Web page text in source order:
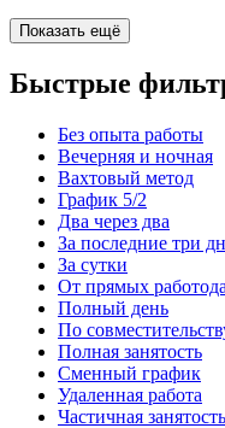
Показать ещё
Быстрые
Без опыта работы
Вечерняя и ночная
Вахтовый метод
График 5/2
Два через два
За последние три
За сутки
От прямых
Полный день
По
Полная занятость
Сменный график
Удаленная работа
Частичная занятость